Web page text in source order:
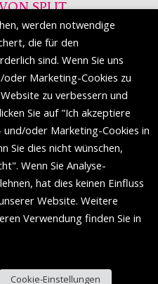
SPLIT
Einkaufsziel mit
einer Reihe von
Mal in Split erscheinen.
werden notwendige
die für den
sind. Wenn Sie uns
Marketing-Cookies zu
zu verbessern und
Sie auf "Ich akzeptiere
und/oder Marketing-Cookies in
Sie dies nicht wünschen,
Wenn Sie Analyse-
hat dies keinen Einfluss
Website. Weitere
Verwendung finden Sie in
Cookie-Einstellungen